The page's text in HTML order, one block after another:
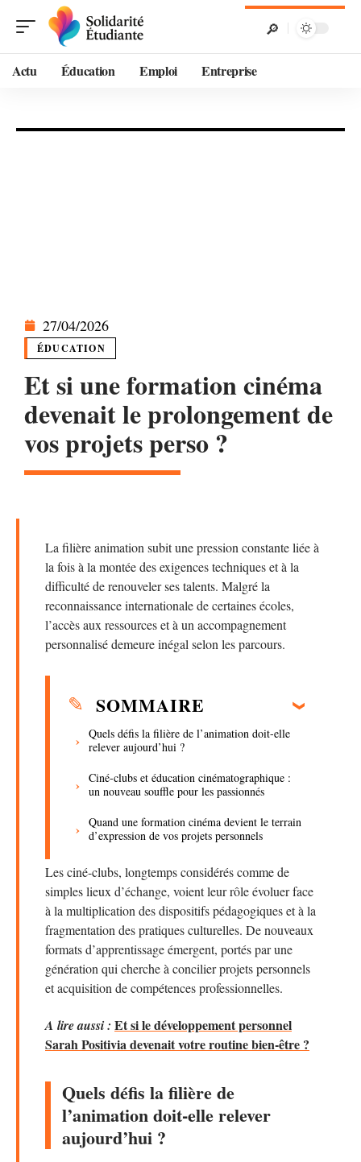
Actu Éducation Emploi Entreprise
27/04/2026
ÉDUCATION
Et si une formation cinéma
devenait le prolongement de
vos projets perso ?
La filière animation subit une pression constante liée à
la fois à la montée des exigences techniques et à la
difficulté de renouveler ses talents. Malgré la
reconnaissance internationale de certaines écoles,
l’accès aux ressources et à un accompagnement
personnalisé demeure inégal selon les parcours.
SOMMAIRE
Quels défis la filière de l’animation doit-elle
relever aujourd’hui ?
Ciné-clubs et éducation cinématographique :
un nouveau souffle pour les passionnés
Quand une formation cinéma devient le terrain
d’expression de vos projets personnels
Les ciné-clubs, longtemps considérés comme de
simples lieux d’échange, voient leur rôle évoluer face
à la multiplication des dispositifs pédagogiques et à la
fragmentation des pratiques culturelles. De nouveaux
formats d’apprentissage émergent, portés par une
génération qui cherche à concilier projets personnels
et acquisition de compétences professionnelles.
A lire aussi : Et si le développement personnel
Sarah Positivia devenait votre routine bien-être ?
Quels défis la filière de
l’animation doit-elle relever
aujourd’hui ?